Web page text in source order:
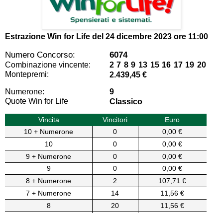
Estrazione Win for Life del 24 dicembre 2023 ore 11:00
Numero Concorso: 6074
Combinazione vincente:
2 7 8 9 13 15 16 17 19 20
Montepremi:
2.439,45 €
Numerone:
9
Quote Win for Life
Classico
Vincita Vincitori
Euro
10 + Numerone
0
0,00 €
10
0
0,00 €
9 + Numerone
0
0,00 €
9
0
0,00 €
8 + Numerone
2
107,71 €
7 + Numerone
14
11,56 €
8
20
11,56 €